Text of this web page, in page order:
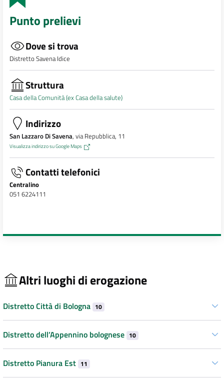
Punto prelievi
Dove si trova
Distretto Savena Idice
Struttura
Casa della Comunità (ex Casa della salute)
Indirizzo
San Lazzaro Di Savena, via Repubblica, 11
Visualizza indirizzo su Google Maps
Contatti telefonici
Centralino
051 6224111
Altri luoghi di erogazione
Distretto Città di Bologna 10
Distretto dell’Appennino bolognese 10
Distretto Pianura Est 11